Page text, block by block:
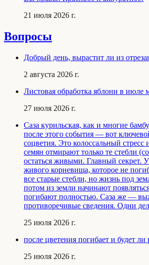
21 июля 2026 г.
Вопросы
Добрый день, вырастит ли из
2 августа 2026 г.
Листовая обработка яблони в июле
27 июля 2026 г.
Саза курильская, как и многие
после этого события — вот
соцветия. Это колоссальный стресс
семян отмирают только те стебли
остаться живыми. Главный секрет.
живого корневища, которое не
все старые стебли, но жизнь под
потом из земли начинают
погибают полностью. Саза же —
противоречивые сведения. Одни
25 июля 2026 г.
после цветения погибает и будет
25 июля 2026 г.